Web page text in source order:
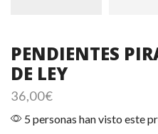
PENDIENTES
DE LEY
36,00€
5 personas han visto este